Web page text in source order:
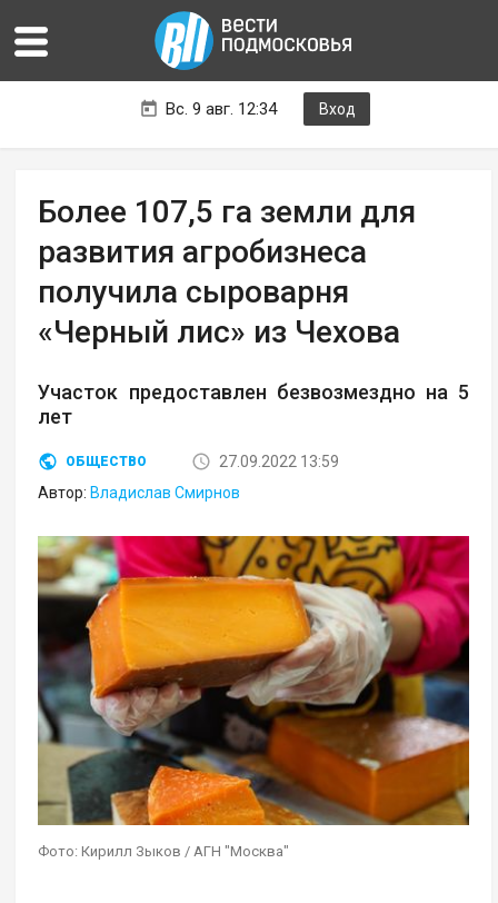
Вс. 9 авг. 12:34 Вход
Более 107,5 га земли для
развития агробизнеса
получила сыроварня
«Черный лис» из Чехова
Участок предоставлен безвозмездно на 5
лет
ОБЩЕСТВО
27.09.2022 13:59
Автор: Владислав Смирнов
Фото: Кирилл Зыков / АГН "Москва"